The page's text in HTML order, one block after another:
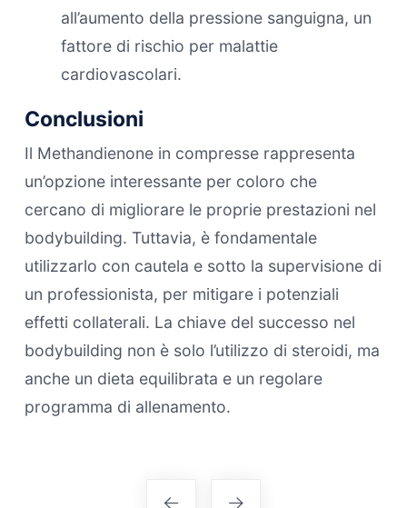
all’aumento della pressione sanguigna, un
fattore di rischio per malattie
cardiovascolari.
Conclusioni
Il Methandienone in compresse rappresenta
un’opzione interessante per coloro che
cercano di migliorare le proprie prestazioni nel
bodybuilding. Tuttavia, è fondamentale
utilizzarlo con cautela e sotto la supervisione di
un professionista, per mitigare i potenziali
effetti collaterali. La chiave del successo nel
bodybuilding non è solo l’utilizzo di steroidi, ma
anche un dieta equilibrata e un regolare
programma di allenamento.